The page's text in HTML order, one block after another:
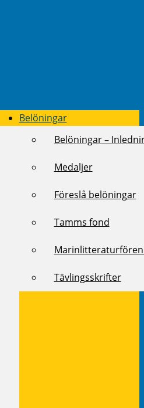
Belöningar
Belöningar –
Medaljer
Föreslå belöningar
Tamms fond
Tävlingsskrifter